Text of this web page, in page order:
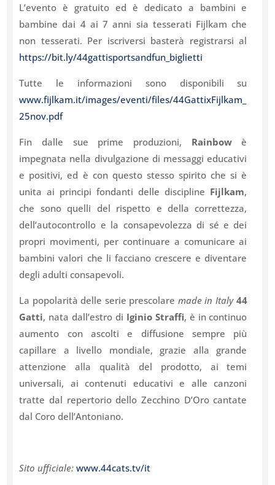
L’evento è gratuito ed è dedicato a bambini e
bambine dai 4 ai 7 anni sia tesserati Fijlkam che
non tesserati. Per iscriversi basterà registrarsi al
https://bit.ly/44gattisportsandfun_biglietti
Tutte le informazioni sono disponibili su
www.fijlkam.it/images/eventi/files/44GattixFijlkam_
25nov.pdf
Fin dalle sue prime produzioni, Rainbowè
impegnata nella divulgazione di messaggi educativi
e positivi, ed è con questo stesso spirito che si è
unita ai principi fondanti delle discipline Fijlkam,
che sono quelli del rispetto e della correttezza,
dell’autocontrollo e la consapevolezza di sé e dei
propri movimenti, per continuare a comunicare ai
bambini valori che li facciano crescere e diventare
degli adulti consapevoli.
La popolarità delle serie prescolare made in Italy 44
Gatti, nata dall’estro di Iginio Straffi, è in continuo
aumento con ascolti e diffusione sempre più
capillare a livello mondiale, grazie alla grande
attenzione alla qualità del prodotto, ai temi
universali, ai contenuti educativi e alle canzoni
tratte dal repertorio dello Zecchino D’Oro cantate
dal Coro dell’Antoniano.
Sito ufficiale:www.44cats.tv/it